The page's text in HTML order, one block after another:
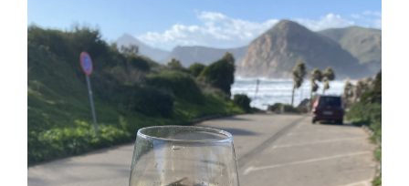
över huvud
taget ska
fungera.
Statistik
För att vi ska
kunna
förbättra
hemsidans